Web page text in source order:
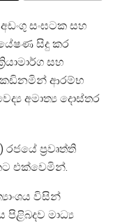
සංඝටක සහ
සිදු කර
සහ
කඩිනමින් ආරම්භ
අමාත්‍ය දොස්තර
රජයේ ප්‍රවෘත්ති
එක්වෙමින්.
විසින්
පිළිබදව මාධ්‍ය